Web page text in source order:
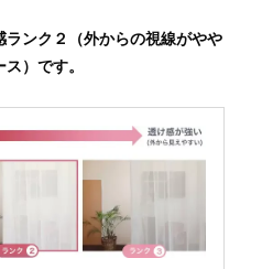
ンク２（外からの視線がやや
）です。